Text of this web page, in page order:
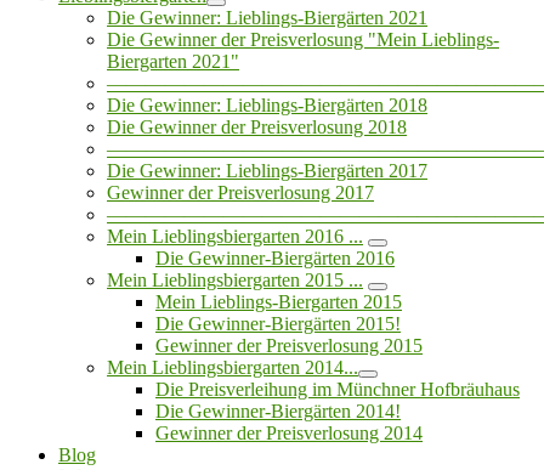
Die Gewinner: Lieblings-Biergärten 2021
Die Gewinner der Preisverlosung "Mein Lieblings-
Biergarten 2021"
Die Gewinner: Lieblings-Biergärten 2018
Die Gewinner der Preisverlosung 2018
Die Gewinner: Lieblings-Biergärten 2017
Gewinner der Preisverlosung 2017
Mein Lieblingsbiergarten 2016 ...
Die Gewinner-Biergärten 2016
Mein Lieblingsbiergarten 2015 ...
Mein Lieblings-Biergarten 2015
Die Gewinner-Biergärten 2015!
Gewinner der Preisverlosung 2015
Mein Lieblingsbiergarten 2014...
Die Preisverleihung im Münchner Hofbräuhaus
Die Gewinner-Biergärten 2014!
Gewinner der Preisverlosung 2014
Blog